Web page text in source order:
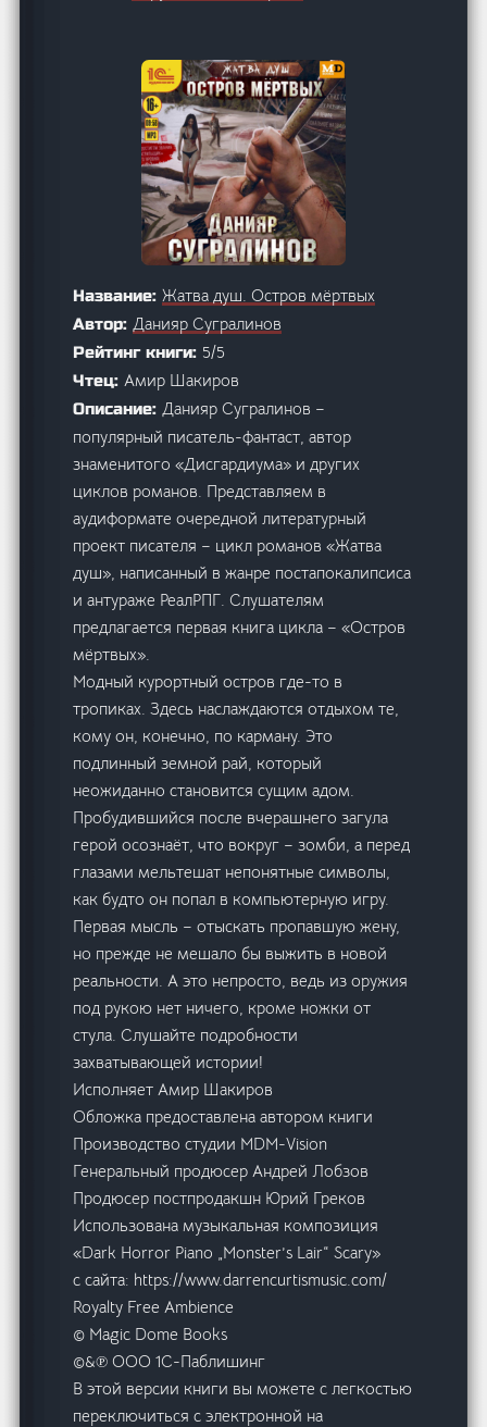
Название:Жатва душ. Остров мёртвых
Автор: Данияр Сугралинов
Рейтинг книги: 5/5
Чтец: Амир Шакиров
Описание: Данияр Сугралинов –
популярный писатель-фантаст, автор
знаменитого «Дисгардиума» и других
циклов романов. Представляем в
аудиформате очередной литературный
проект писателя – цикл романов «Жатва
душ», написанный в жанре постапокалипсиса
и антураже РеалРПГ. Слушателям
предлагается первая книга цикла – «Остров
мёртвых».
Модный курортный остров где-то в
тропиках. Здесь наслаждаются отдыхом те,
кому он, конечно, по карману. Это
подлинный земной рай, который
неожиданно становится сущим адом.
Пробудившийся после вчерашнего загула
герой осознаёт, что вокруг – зомби, а перед
глазами мельтешат непонятные символы,
как будто он попал в компьютерную игру.
Первая мысль – отыскать пропавшую жену,
но прежде не мешало бы выжить в новой
реальности. А это непросто, ведь из оружия
под рукою нет ничего, кроме ножки от
стула. Слушайте подробности
захватывающей истории!
Исполняет Амир Шакиров
Обложка предоставлена автором книги
Производство студии MDM-Vision
Генеральный продюсер Андрей Лобзов
Продюсер постпродакшн Юрий Греков
Использована музыкальная композиция
«Dark Horror Piano „Monster’s Lair“ Scary»
с сайта: https://www.darrencurtismusic.com/
Royalty Free Ambience
© Magic Dome Books
©&℗ ООО 1С-Паблишинг
В этой версии книги вы можете с легкостью
переключиться с электронной на